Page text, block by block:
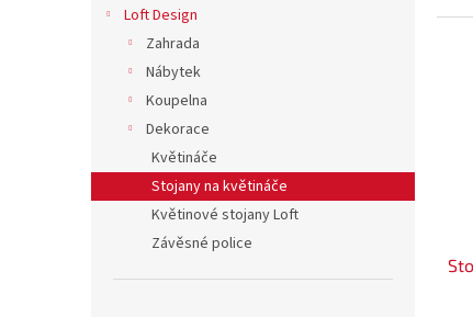
Loft Design
Zahrada
Nábytek
Koupelna
Dekorace
Květináče
Stojany na květináče
Květinové stojany Loft
Závěsné police